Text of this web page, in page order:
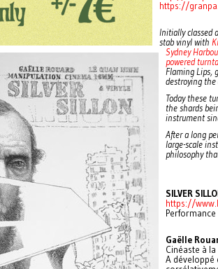
https://
Initially classed
stab vinyl with
Sydney
powered
Flaming Lips,
destroying
Today these
the shards
instrument
After a long
large-scale
philosophy
SILVER
https://
Gaëlle
Cinéaste à
A développé